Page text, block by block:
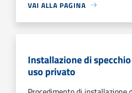
VAI ALLA PAGINA
Installazione di
uso privato